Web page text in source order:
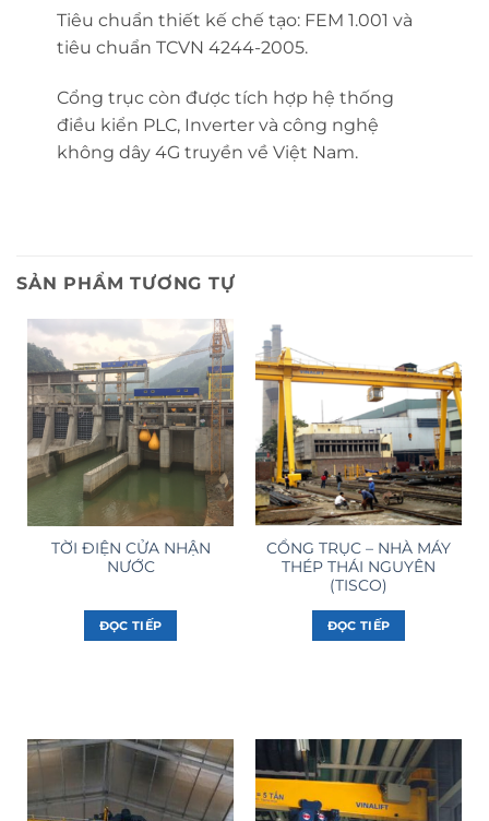
Tiêu chuẩn thiết kế chế tạo: FEM 1.001 và
tiêu chuẩn TCVN 4244-2005.
Cổng trục còn được tích hợp hệ thống
điều kiển PLC, Inverter và công nghệ
không dây 4G truyền về Việt Nam.
SẢN PHẨM TƯƠNG TỰ
TỜI ĐIỆN CỬA NHẬN
NƯỚC
ĐỌC TIẾP
CỔNG TRỤC – NHÀ MÁY
THÉP THÁI NGUYÊN
(TISCO)
ĐỌC TIẾP